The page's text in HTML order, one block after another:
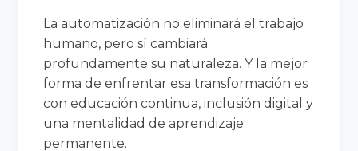
La automatización no eliminará el trabajo
humano, pero sí cambiará
profundamente su naturaleza. Y la mejor
forma de enfrentar esa transformación es
con educación continua, inclusión digital y
una mentalidad de aprendizaje
permanente.